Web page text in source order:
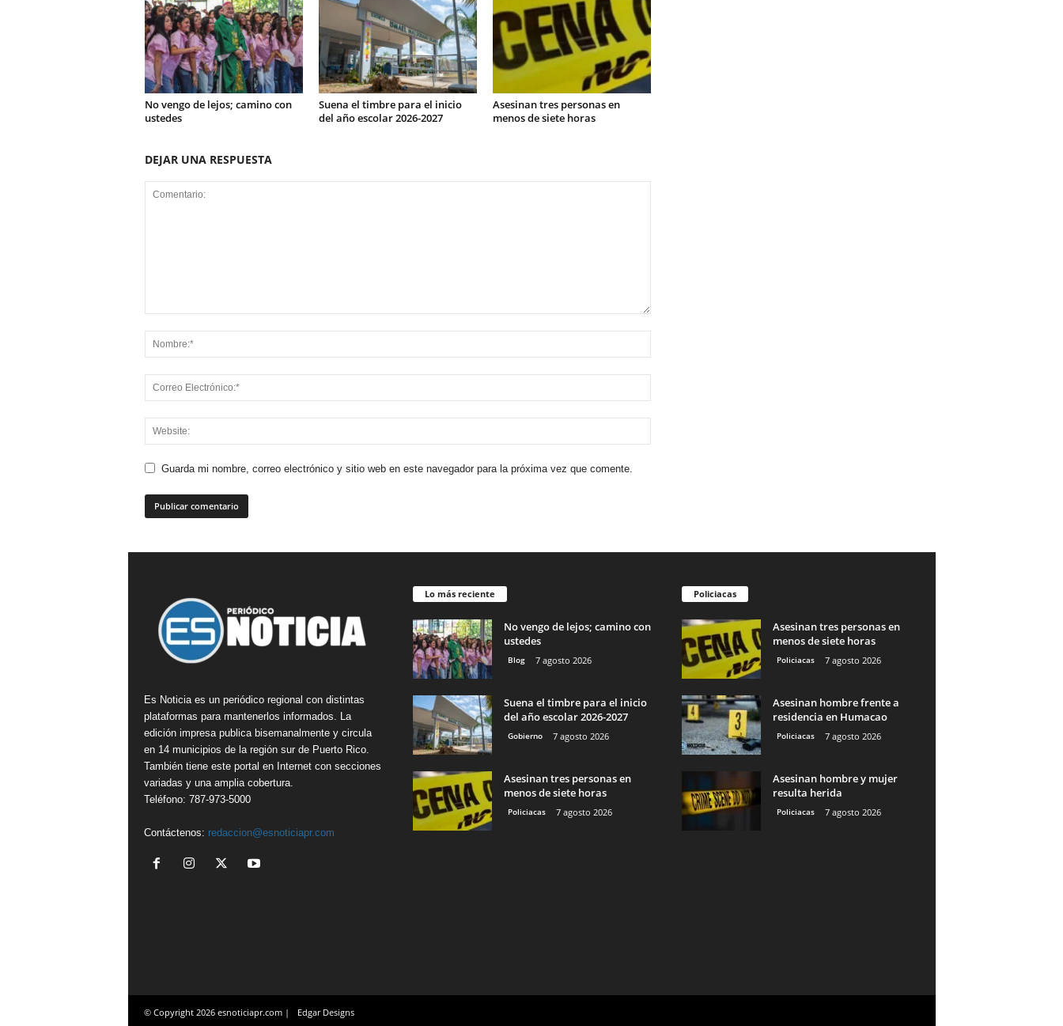
No vengo de lejos; camino con
ustedes
Suena el timbre para el inicio
del año escolar 2026-2027
Asesinan tres personas en
menos de siete horas
DEJAR UNA RESPUESTA
Guarda mi nombre, correo electrónico y sitio web en este navegador para la próxima vez que comente.
Es Noticia es un periódico regional con distintas
plataformas para mantenerlos informados. La
edición impresa publica bisemanalmente y circula
en 14 municipios de la región sur de Puerto Rico.
También tiene este portal en Internet con secciones
variadas y una amplia cobertura.
Teléfono: 787-973-5000
Contáctenos: redaccion@esnoticiapr.com
Lo más reciente
No vengo de lejos; camino con
ustedes
Blog 7 agosto 2026
Suena el timbre para el inicio
del año escolar 2026-2027
Gobierno 7 agosto 2026
Asesinan tres personas en
menos de siete horas
Policiacas 7 agosto 2026
Policiacas
Asesinan tres personas en
menos de siete horas
Policiacas 7 agosto 2026
Asesinan hombre frente a
residencia en Humacao
Policiacas 7 agosto 2026
Asesinan hombre y mujer
resulta herida
Policiacas 7 agosto 2026
© Copyright 2026 esnoticiapr.com | Edgar Designs